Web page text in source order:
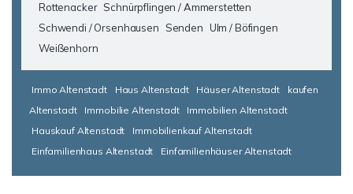
Rottenacker Schnürpflingen / Ammerstetten
Schwendi / Orsenhausen
Senden Ulm / Böfingen
Weißenhorn
Immo Altenstadt Haus Altenstadt Häuser Altenstadt
kaufen
Altenstadt
Immobilie Altenstadt
Immobilien Altenstadt
Hauskauf Altenstadt
Immobilienkauf Altenstadt
Einfamilienhaus Altenstadt
Einfamilienhäuser Altenstadt